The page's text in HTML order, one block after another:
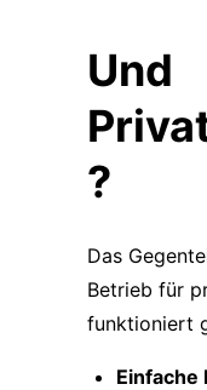
Und
?
Das
Betrieb für
funktioniert
Einfache